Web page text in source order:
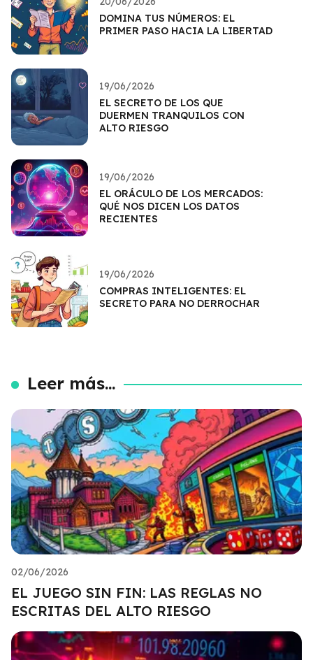
DOMINA TUS NÚMEROS: EL
PRIMER PASO HACIA LA LIBERTAD
19/06/2026
EL SECRETO DE LOS QUE
DUERMEN TRANQUILOS CON
ALTO RIESGO
19/06/2026
EL ORÁCULO DE LOS MERCADOS:
QUÉ NOS DICEN LOS DATOS
RECIENTES
19/06/2026
COMPRAS INTELIGENTES: EL
SECRETO PARA NO DERROCHAR
Leer más...
02/06/2026
EL JUEGO SIN FIN: LAS REGLAS NO
ESCRITAS DEL ALTO RIESGO